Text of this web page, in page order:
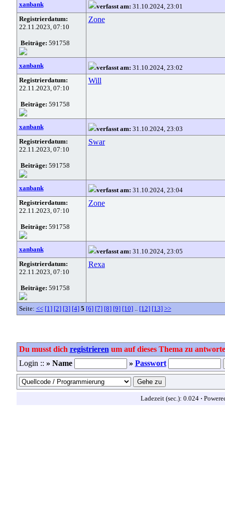
xanbank verfasst am: 31.10.2024, 23:01
Registrierdatum:
22.11.2023, 07:10
Beiträge: 591758
Zone
xanbank verfasst am: 31.10.2024, 23:02
Registrierdatum:
22.11.2023, 07:10
Beiträge: 591758
Will
xanbank verfasst am: 31.10.2024, 23:03
Registrierdatum:
22.11.2023, 07:10
Beiträge: 591758
Swar
xanbank verfasst am: 31.10.2024, 23:04
Registrierdatum:
22.11.2023, 07:10
Beiträge: 591758
Zone
xanbank verfasst am: 31.10.2024, 23:05
Registrierdatum:
22.11.2023, 07:10
Beiträge: 591758
Rexa
Seite: << [1] [2] [3] [4] 5 [6] [7] [8] [9] [10].. [12] [13] >>
Du musst dich registrieren um auf dieses Thema zu
Login :: » Name » Passwort
Ladezeit (sec.): 0.024 ·